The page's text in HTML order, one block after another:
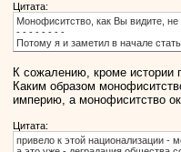
Цитата:
Монофиситство, как Вы видите,
- - - - - - - -
Потому я и заметил в начале
К сожалению, кроме истории
Каким образом
империю, а монофиситство
Цитата:
привело к этой национализации -